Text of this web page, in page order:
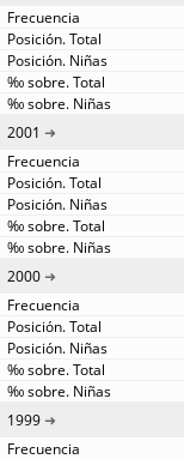
2001
2000
1999